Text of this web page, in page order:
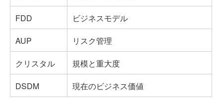
FDD
ビジネスモデル
AUP
リスク管理
クリスタル
規模と重大度
DSDM
現在のビジネス価値